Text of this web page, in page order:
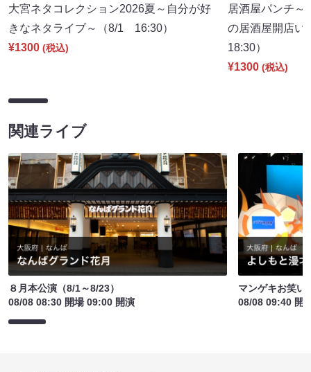
大宮ネタコレクション2026夏～自分が好
きなネタライブ～（8/1 16:30）
¥1300 (税込)
居酒屋パンチ～
の居酒屋開店
18:30）
¥1300 (税込)
関連ライブ
８月本公演（8/1～8/23）
08/08 08:30 開場 09:00 開演
マンゲキお笑い
08/08 09:40 開